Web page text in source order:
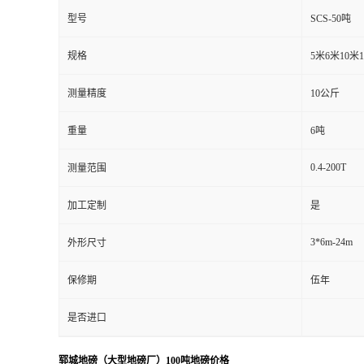
型号 SCS-50吨
规格 5米6米10米
测量精度 10公斤
重量 6吨
测量范围 0.4-200T
加工定制 是
外形尺寸 3*6m-24m
保修期 伍年
是否进口
郓城地磅（大型地磅厂）100吨地磅价格